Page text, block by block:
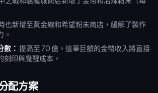
也新增至黃金線和希望粉末商店，緩解了製作
。
數： 提高至 70 億。這筆巨額的金幣收入將直接
刻印與覺醒成本。
配方案